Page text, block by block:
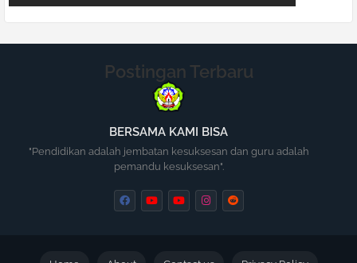
Postingan Terbaru
BERSAMA KAMI BISA
"Pendidikan adalah jembatan kesuksesan dan guru adalah
pemandu kesuksesan".